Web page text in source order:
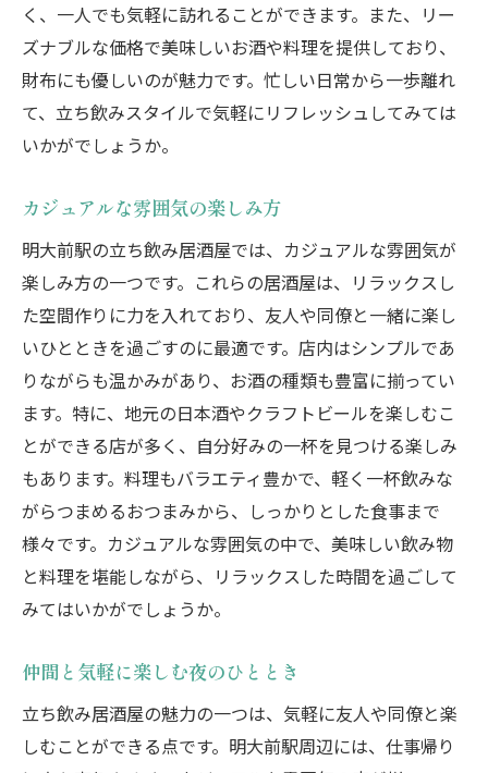
く、一人でも気軽に訪れることができます。また、リー
ズナブルな価格で美味しいお酒や料理を提供しており、
財布にも優しいのが魅力です。忙しい日常から一歩離れ
て、立ち飲みスタイルで気軽にリフレッシュしてみては
いかがでしょうか。
カジュアルな雰囲気の楽しみ方
明大前駅の立ち飲み居酒屋では、カジュアルな雰囲気が
楽しみ方の一つです。これらの居酒屋は、リラックスし
た空間作りに力を入れており、友人や同僚と一緒に楽し
いひとときを過ごすのに最適です。店内はシンプルであ
りながらも温かみがあり、お酒の種類も豊富に揃ってい
ます。特に、地元の日本酒やクラフトビールを楽しむこ
とができる店が多く、自分好みの一杯を見つける楽しみ
もあります。料理もバラエティ豊かで、軽く一杯飲みな
がらつまめるおつまみから、しっかりとした食事まで
様々です。カジュアルな雰囲気の中で、美味しい飲み物
と料理を堪能しながら、リラックスした時間を過ごして
みてはいかがでしょうか。
仲間と気軽に楽しむ夜のひととき
立ち飲み居酒屋の魅力の一つは、気軽に友人や同僚と楽
しむことができる点です。明大前駅周辺には、仕事帰り